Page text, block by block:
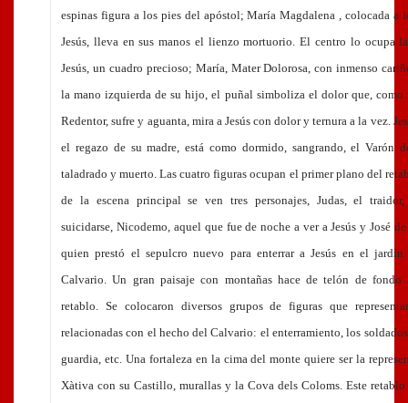
espinas figura a los pies del apóstol; María Magdalena , colocada a
Jesús, lleva en sus manos el lienzo mortuorio. El centro lo ocupa
Jesús, un cuadro precioso; María, Mater Dolorosa, con inmenso
la mano izquierda de su hijo, el puñal simboliza el dolor que, como
Redentor, sufre y aguanta, mira a Jesús con dolor y ternura a la vez.
el regazo de su madre, está como dormido, sangrando, el Varón
taladrado y muerto. Las cuatro figuras ocupan el primer plano del
de la escena principal se ven tres personajes, Judas, el
suicidarse, Nicodemo, aquel que fue de noche a ver a Jesús y José
quien prestó el sepulcro nuevo para enterrar a Jesús en el jardín
Calvario. Un gran paisaje con montañas hace de telón de
retablo. Se colocaron diversos grupos de figuras que
relacionadas con el hecho del Calvario: el enterramiento, los
guardia, etc. Una fortaleza en la cima del monte quiere ser la
Xàtiva con su Castillo, murallas y la Cova dels Coloms. Este retablo